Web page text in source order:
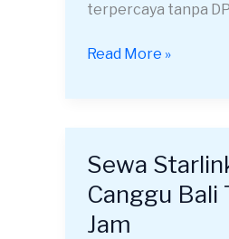
terpercaya tanpa
Read More »
Sewa
Canggu Bali
Jam
Sewa
Starlink
Gen3
Canggu